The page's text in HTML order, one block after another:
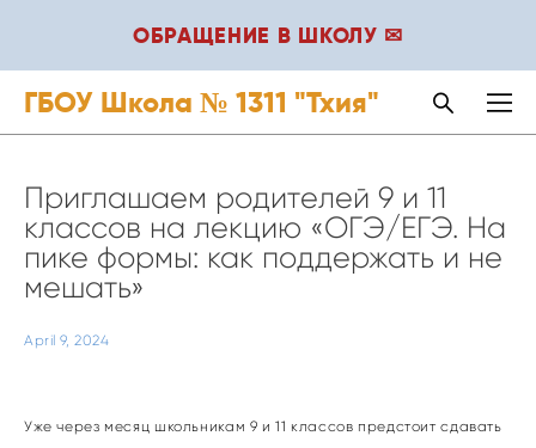
ОБРАЩЕНИЕ В ШКОЛУ ✉
ГБОУ Школа № 1311 "Тхия"
April 9, 2024
Приглашаем родителей 9 и 11
классов на лекцию «ОГЭ/ЕГЭ. На
пике формы: как поддержать и не
мешать»
Уже через месяц школьникам 9 и 11 классов предстоит сдавать